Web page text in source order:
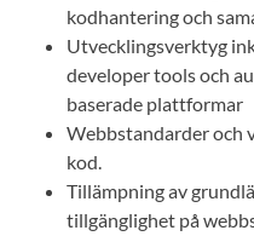
kodhantering och
Utvecklingsverktyg
developer tools och
baserade plattformar
Webbstandarder och
kod.
Tillämpning av
tillgänglighet på